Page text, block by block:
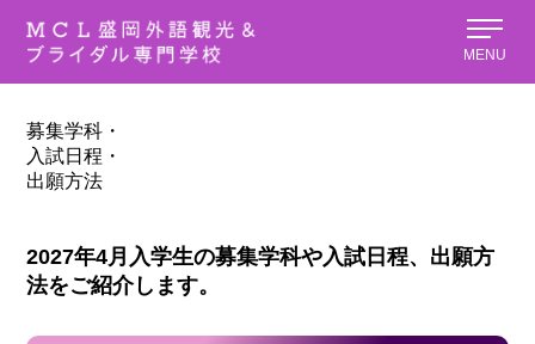
MENU
募集学科・
入試日程・
出願方法
2027年4月入学生の募集学科や入試日程、出願方
法をご紹介します。